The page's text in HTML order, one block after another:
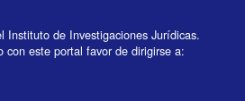
Instituto de Investigaciones Jurídicas.
con este portal favor de dirigirse a: